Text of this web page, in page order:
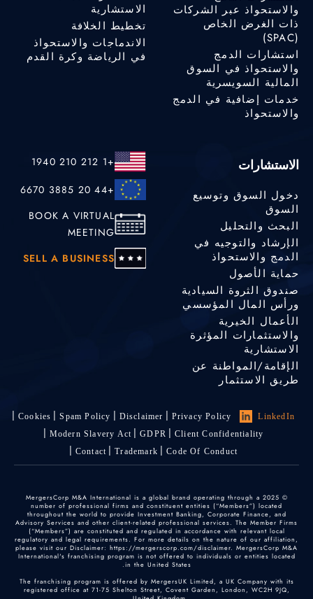
والاستحواذ عبر الشركات
ذات الغرض الخاص
(SPAC)
استشارات الدمج
والاستحواذ في السوق
المالية السويسرية
خدمات إضافية في الدمج
والاستحواذ
الاستشارية
تخطيط الخلافة
الاندماجات والاستحواذ
في الرياضة وكرة القدم
الاستشارات
دخول السوق وتوسيع
السوق
البحث والتحليل
الإرشاد والتوجيه في
الدمج والاستحواذ
حماية الأصول
صندوق الثروة السيادية
ورأس المال المؤسسي
الأعمال الخيرية
والاستثمارات المؤثرة
الاستشارية
الإقامة/المواطنة عن
طريق الاستثمار
+1 212 210 1940
+44 20 3885 6670
BOOK A VIRTUAL
MEETING
SELL A BUSINESS
LinkedIn
Privacy Policy
Disclaimer
Spam Policy
Cookies
Client Confidentiality
GDPR
Modern Slavery Act
Code Of Conduct
Trademark
Contact
© 2025 MergersCorp M&A International is a global brand operating through a
number of professional firms and constituent entities (“Members”) located
throughout the world to provide Investment Banking, Corporate Finance, and
Advisory Services and other client-related professional services. The Member Firms
(“Members”) are constituted and regulated in accordance with relevant local
regulatory and legal requirements. For more details on the nature of our affiliation,
please visit our Disclaimer: https://mergerscorp.com/disclaimer. MergersCorp M&A
International's franchising program is not offered to individuals or entities located
in the United States.
The franchising program is offered by MergersUK Limited, a UK Company with its
registered office at 71-75 Shelton Street, Covent Garden, London, WC2H 9JQ,